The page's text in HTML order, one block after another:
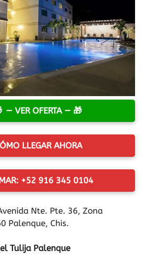
— VER OFERTA —
LLEGAR AHORA
+52 916 345 0104
Nte. Pte. 36, Zona
Palenque, Chis.
Tulija Palenque